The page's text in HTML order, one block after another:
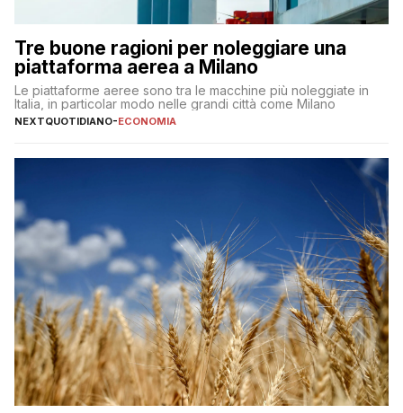
Tre buone ragioni per noleggiare una
piattaforma aerea a Milano
Le piattaforme aeree sono tra le macchine più noleggiate in
Italia, in particolar modo nelle grandi città come Milano
NEXTQUOTIDIANO-ECONOMIA